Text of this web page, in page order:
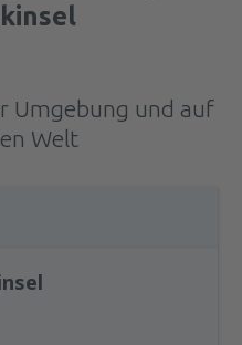
Umgebung und auf
Welt